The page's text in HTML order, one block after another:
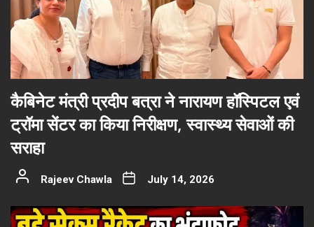
कैबिनेट मंत्री प्रदीप बत्रा ने नारायण हॉस्पिटल एवं
ट्रॉमा सेंटर का किया निरीक्षण, स्वास्थ्य सेवाओं की
सराहा
Rajeev Chawla July 14, 2026